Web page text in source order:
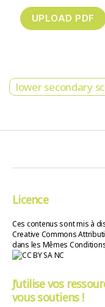
lower secondary
Licence
Ces contenus sont mis à
Creative Commons
dans les Mêmes
J’utilise vos
vous soutiens !